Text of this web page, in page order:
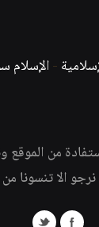
-الإسلام
من الموقع
الا تنسونا